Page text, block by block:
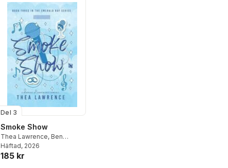
Del 3
Smoke Show
Thea Lawrence, Ben
Browning
Häftad, 2026
185 kr